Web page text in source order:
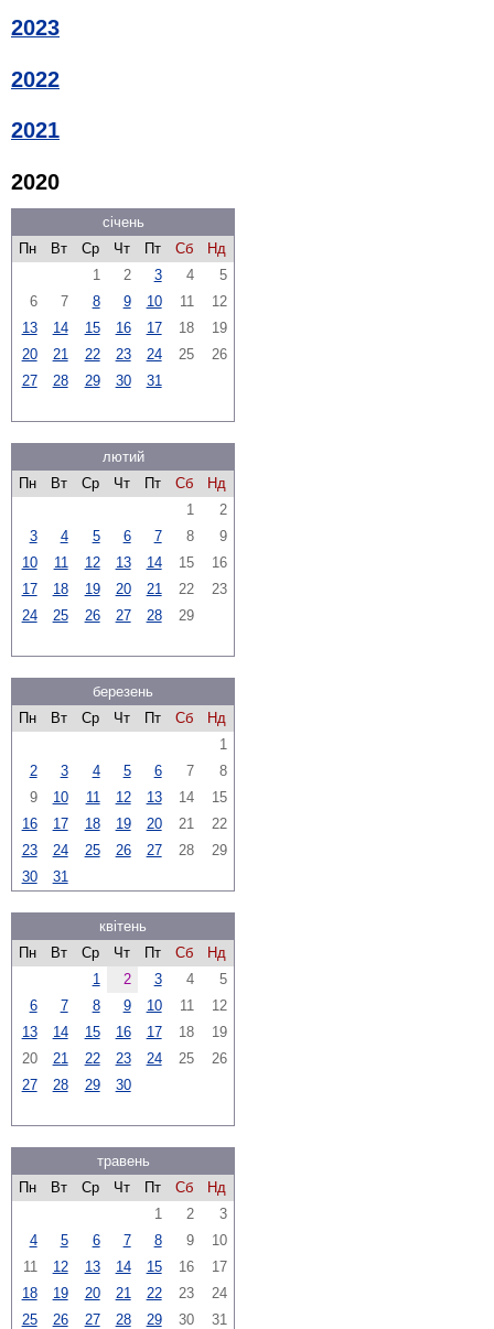
2023
2022
2021
2020
січень
Пн
Вт Ср Чт Пт Сб
Нд
1
2 3 4
5
6
7 8 9 10 11
12
13
14 15 16 17 18
19
20
21 22 23 24 25
26
27
28 29 30 31
лютий
Пн
Вт Ср Чт Пт Сб
Нд
1
2
3
4 5 6 7 8
9
10
11 12 13 14 15
16
17
18 19 20 21 22
23
24
25 26 27 28 29
березень
Пн
Вт Ср Чт Пт Сб
Нд
1
2
3 4 5 6 7
8
9
10 11 12 13 14
15
16
17 18 19 20 21
22
23
24 25 26 27 28
29
30
31
квітень
Пн
Вт Ср Чт Пт Сб
Нд
1
2 3 4
5
6
7 8 9 10 11
12
13
14 15 16 17 18
19
20
21 22 23 24 25
26
27
28 29 30
травень
Пн
Вт Ср Чт Пт Сб
Нд
1
2
3
4
5 6 7 8 9
10
11
12 13 14 15 16
17
18
19 20 21 22 23
24
25
26 27 28 29 30 31